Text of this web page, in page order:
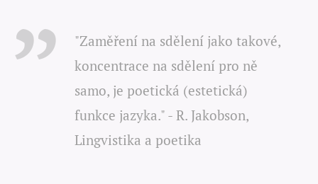
"Zaměření na sdělení jako takové,
koncentrace na sdělení pro ně
samo, je poetická (estetická)
funkce jazyka." - R. Jakobson,
Lingvistika a poetika